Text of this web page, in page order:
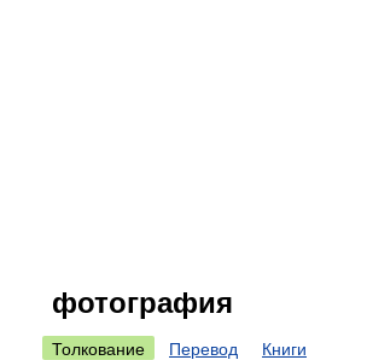
фотография
Толкование Перевод Книги